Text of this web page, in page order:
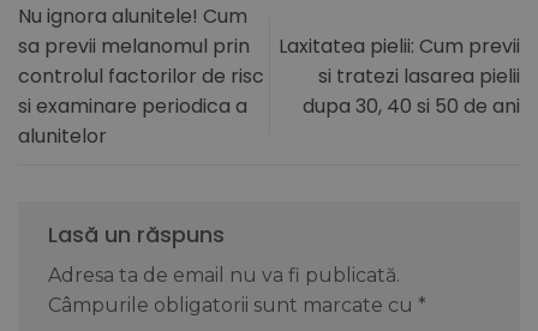
Nu ignora alunitele! Cum
sa previi melanomul prin
controlul factorilor de risc
si examinare periodica a
alunitelor
Laxitatea pielii: Cum previi
si tratezi lasarea pielii
dupa 30, 40 si 50 de ani
Lasă un răspuns
Adresa ta de email nu va fi publicată.
Câmpurile obligatorii sunt marcate cu *